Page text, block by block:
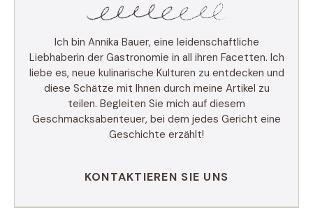
Ich bin Annika Bauer, eine leidenschaftliche
Liebhaberin der Gastronomie in all ihren Facetten. Ich
liebe es, neue kulinarische Kulturen zu entdecken und
diese Schätze mit Ihnen durch meine Artikel zu
teilen. Begleiten Sie mich auf diesem
Geschmacksabenteuer, bei dem jedes Gericht eine
Geschichte erzählt!
KONTAKTIEREN SIE UNS